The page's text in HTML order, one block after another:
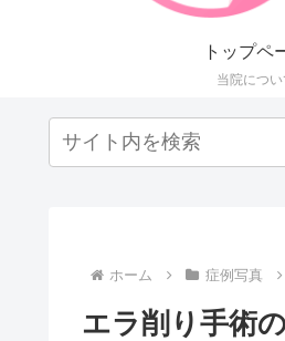
トップペ
当院につ
ホーム 症例写真
エラ削り手術